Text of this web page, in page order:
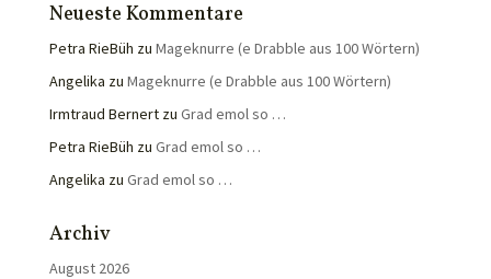
Neueste Kommentare
Petra RieBüh zu Mageknurre (e Drabble aus 100 Wörtern)
Angelika zu Mageknurre (e Drabble aus 100 Wörtern)
Irmtraud Bernertzu Grad emol so …
Petra RieBüh zu Grad emol so …
Angelika zu Grad emol so …
Archiv
August 2026